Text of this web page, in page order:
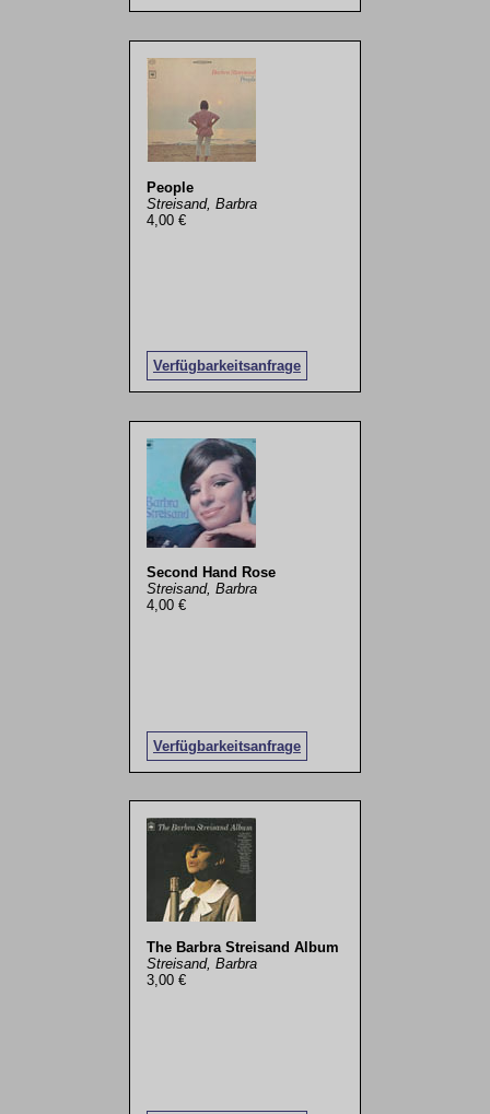
People
Streisand, Barbra
4,00 €
Verfügbarkeitsanfrage
Second Hand Rose
Streisand, Barbra
4,00 €
Verfügbarkeitsanfrage
The Barbra Streisand Album
Streisand, Barbra
3,00 €